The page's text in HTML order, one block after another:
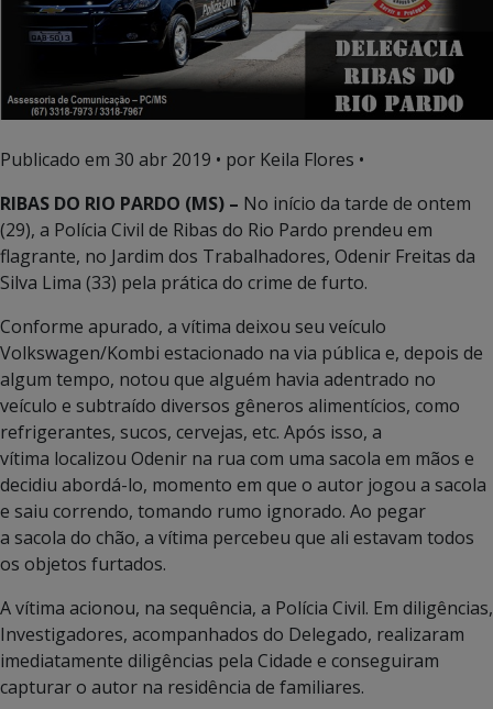
Publicado em 30 abr 2019 • por Keila Flores •
RIBAS DO RIO PARDO (MS) – No início da tarde de ontem
(29), a Polícia Civil de Ribas do Rio Pardo prendeu em
flagrante, no Jardim dos Trabalhadores, Odenir Freitas da
Silva Lima (33) pela prática do crime de furto.
Conforme apurado, a vítima deixou seu veículo
Volkswagen/Kombi estacionado na via pública e, depois de
algum tempo, notou que alguém havia adentrado no
veículo e subtraído diversos gêneros alimentícios, como
refrigerantes, sucos, cervejas, etc. Após isso, a
vítima localizou Odenir na rua com uma sacola em mãos e
decidiu abordá-lo, momento em que o autor jogou a sacola
e saiu correndo, tomando rumo ignorado. Ao pegar
a sacola do chão, a vítima percebeu que ali estavam todos
os objetos furtados.
A vítima acionou, na sequência, a Polícia Civil. Em diligências,
Investigadores, acompanhados do Delegado, realizaram
imediatamente diligências pela Cidade e conseguiram
capturar o autor na residência de familiares.